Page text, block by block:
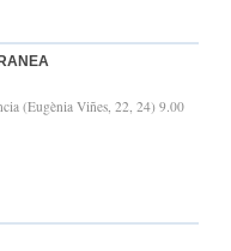
(Eugènia Viñes, 22, 24) 9.00